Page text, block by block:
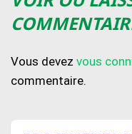
Vous devez vous
commentaire.